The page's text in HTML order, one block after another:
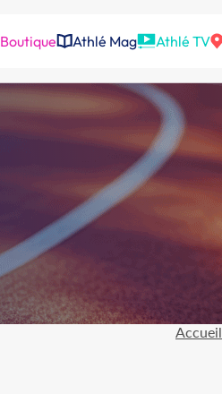
Boutique Athlé Mag Athlé TV
Accueil